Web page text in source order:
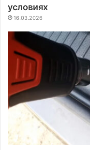
условиях
16.03.2026